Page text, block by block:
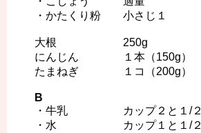
・かたくり粉 小さじ１
大根 250g
にんじん １本（150g）
たまねぎ １コ（200g）
B
・牛乳 カップ２と１/２
・水 カップ１と１/２